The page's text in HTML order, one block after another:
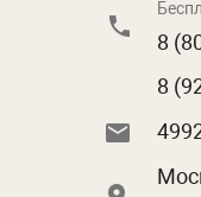
8
8